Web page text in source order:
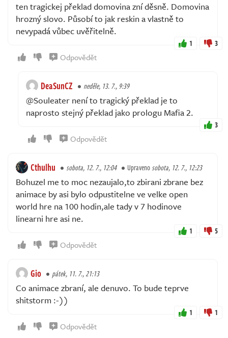
ten tragickej překlad domovina zní děsně. Domovina
hrozný slovo. Působí to jak reskin a vlastně to
nevypadá vůbec uvěřitelně.
1 3
Odpovědět
DeaSunCZ neděle, 13. 7., 9:39
@Souleater není to tragický překlad je to
naprosto stejný překlad jako prologu Mafia 2.
3
Odpovědět
Cthulhu sobota, 12. 7., 12:04 Upravenosobota, 12. 7., 12:23
Bohuzel me to moc nezaujalo,to zbirani zbrane bez
animace by asi bylo odpustitelne ve velke open
world hre na 100 hodin,ale tady v 7 hodinove
linearni hre asi ne.
1 5
Odpovědět
Gio pátek, 11. 7., 21:13
Co animace zbraní, ale denuvo. To bude teprve
shitstorm :-))
1 1
Odpovědět